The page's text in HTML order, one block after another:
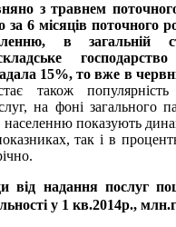
з травнем
за 6 місяців поточного
в загальній
15%, то вже в
також
на фоні загального
населенню показують
так і в
від надання послуг
у 1 кв.2014р.,